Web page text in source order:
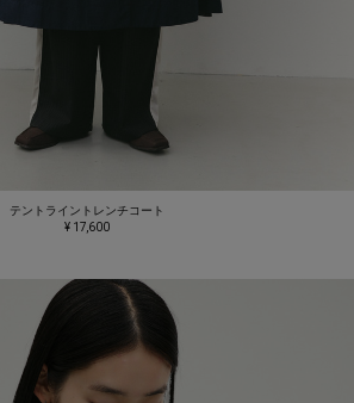
テントライントレンチコート
¥ 17,600